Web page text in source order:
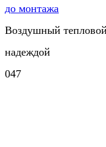
до монтажа
Воздушный
надеждой
047